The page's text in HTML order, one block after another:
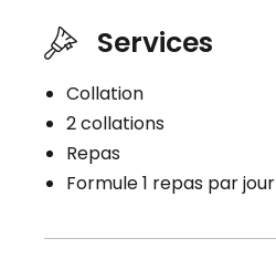
Services
Collation
2 collations
Repas
Formule 1 repas par jour